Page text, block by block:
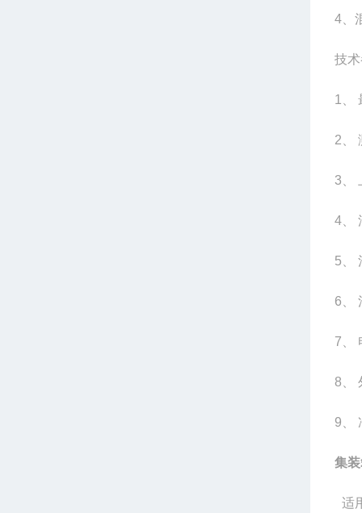
4、
技
1、
2、
3、
4、
5、
6、
7、
8、
9、
集
适